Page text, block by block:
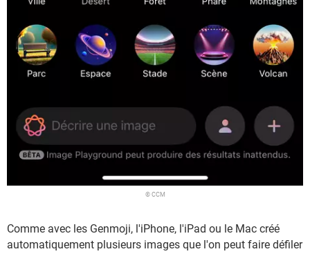
© CCM
Comme avec les Genmoji, l'iPhone, l'iPad ou le Mac créé
automatiquement plusieurs images que l'on peut faire défiler